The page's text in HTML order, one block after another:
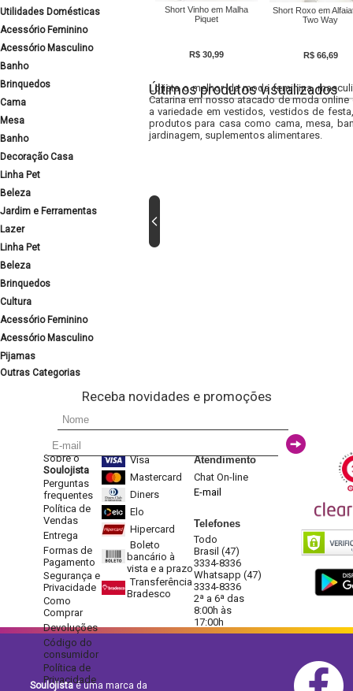
Utilidades Domésticas
Acessório Feminino
Acessório Masculino
Banho
Brinquedos
Cama
Mesa
Banho
Decoração Casa
Linha Pet
Beleza
Jardim e Ferramentas
Lazer
Linha Pet
Beleza
Brinquedos
Cultura
Acessório Feminino
Acessório Masculino
Pijamas
Outras Categorias
Short Vinho em Malha
Piquet
R$ 30,99
Short Roxo em
Two Way
R$ 66,69
Últimos produtos visualizados
Lojista o melhor da moda feminina,
Catarina em nosso atacado de moda
a variedade em vestidos, vestidos de
produtos para casa como cama, mesa,
jardinagem, suplementos alimentares.
Receba novidades e promoções
Sobre o
Soulojista
Perguntas
frequentes
Política de
Vendas
Entrega
Formas de
Pagamento
Segurança e
Privacidade
Como
Comprar
Devoluções
Código do
consumidor
Política de
Privacidade
Visa
Mastercard
Diners
Elo
Hipercard
Boleto
bancário à
vista e a prazo
Transferência
Bradesco
Atendimento
Chat On-line
E-mail
Telefones
Todo
Brasil (47)
3334-8336
Whatsapp (47)
3334-8336
2ª a 6ª das
8:00h às
17:00h
Soulojistaé uma marca da